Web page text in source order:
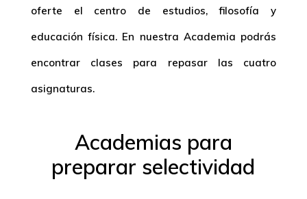
oferte el centro de estudios, filosofía y
educación física. En nuestra Academia podrás
encontrar clases para repasar las cuatro
asignaturas.
Academias para
preparar selectividad